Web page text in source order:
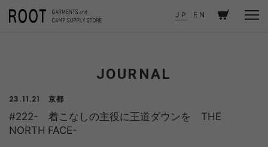
JP EN
TOP JOURNAL #222- 着こなしの主役に王道ダウンを THE NORTH FACE-
JOURNAL
23.11.21 京都
#222- 着こなしの主役に王道ダウンを THE
NORTH FACE-